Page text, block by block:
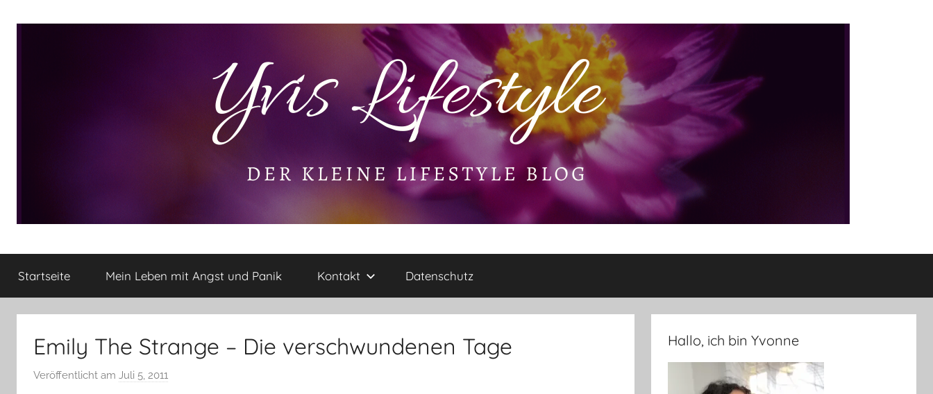
Yvis
Lifestyle
kleine
Lifestyle
Rezensionen,
Startseite Mein Leben mit Angst und Panik Kontakt Datenschutz
Emily The Strange – Die verschwundenen Tage
Veröffentlicht am Juli 5, 2011
Hallo, ich bin Yvonne